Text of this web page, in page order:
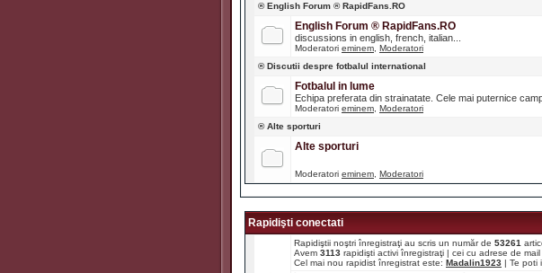
® English Forum ® RapidFans.RO
English Forum ® RapidFans.RO
discussions in english, french, italian...
Moderatori eminem Moderatori
® Discutii despre fotbalul international
Fotbalul in lume
Echipa preferata din strainatate. Cele mai puternice
Moderatori eminem Moderatori
® Alte sporturi
Alte sporturi
Moderatori eminem Moderatori
Rapidişti conectati
Rapidiştii noştri înregistraţi au scris un număr de 53261
Avem 3113 rapidişti activi înregistraţi | cei cu adrese de
Cel mai nou rapidist înregistrat este: Madalin1923 | Te poti